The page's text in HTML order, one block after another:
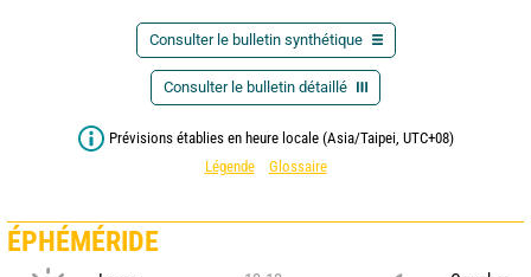
Consulter le bulletin synthétique
Consulter le bulletin détaillé
Prévisions établies en heure locale (Asia/Taipei, UTC+08)
Légende
Glossaire
ÉPHÉMÉRIDE